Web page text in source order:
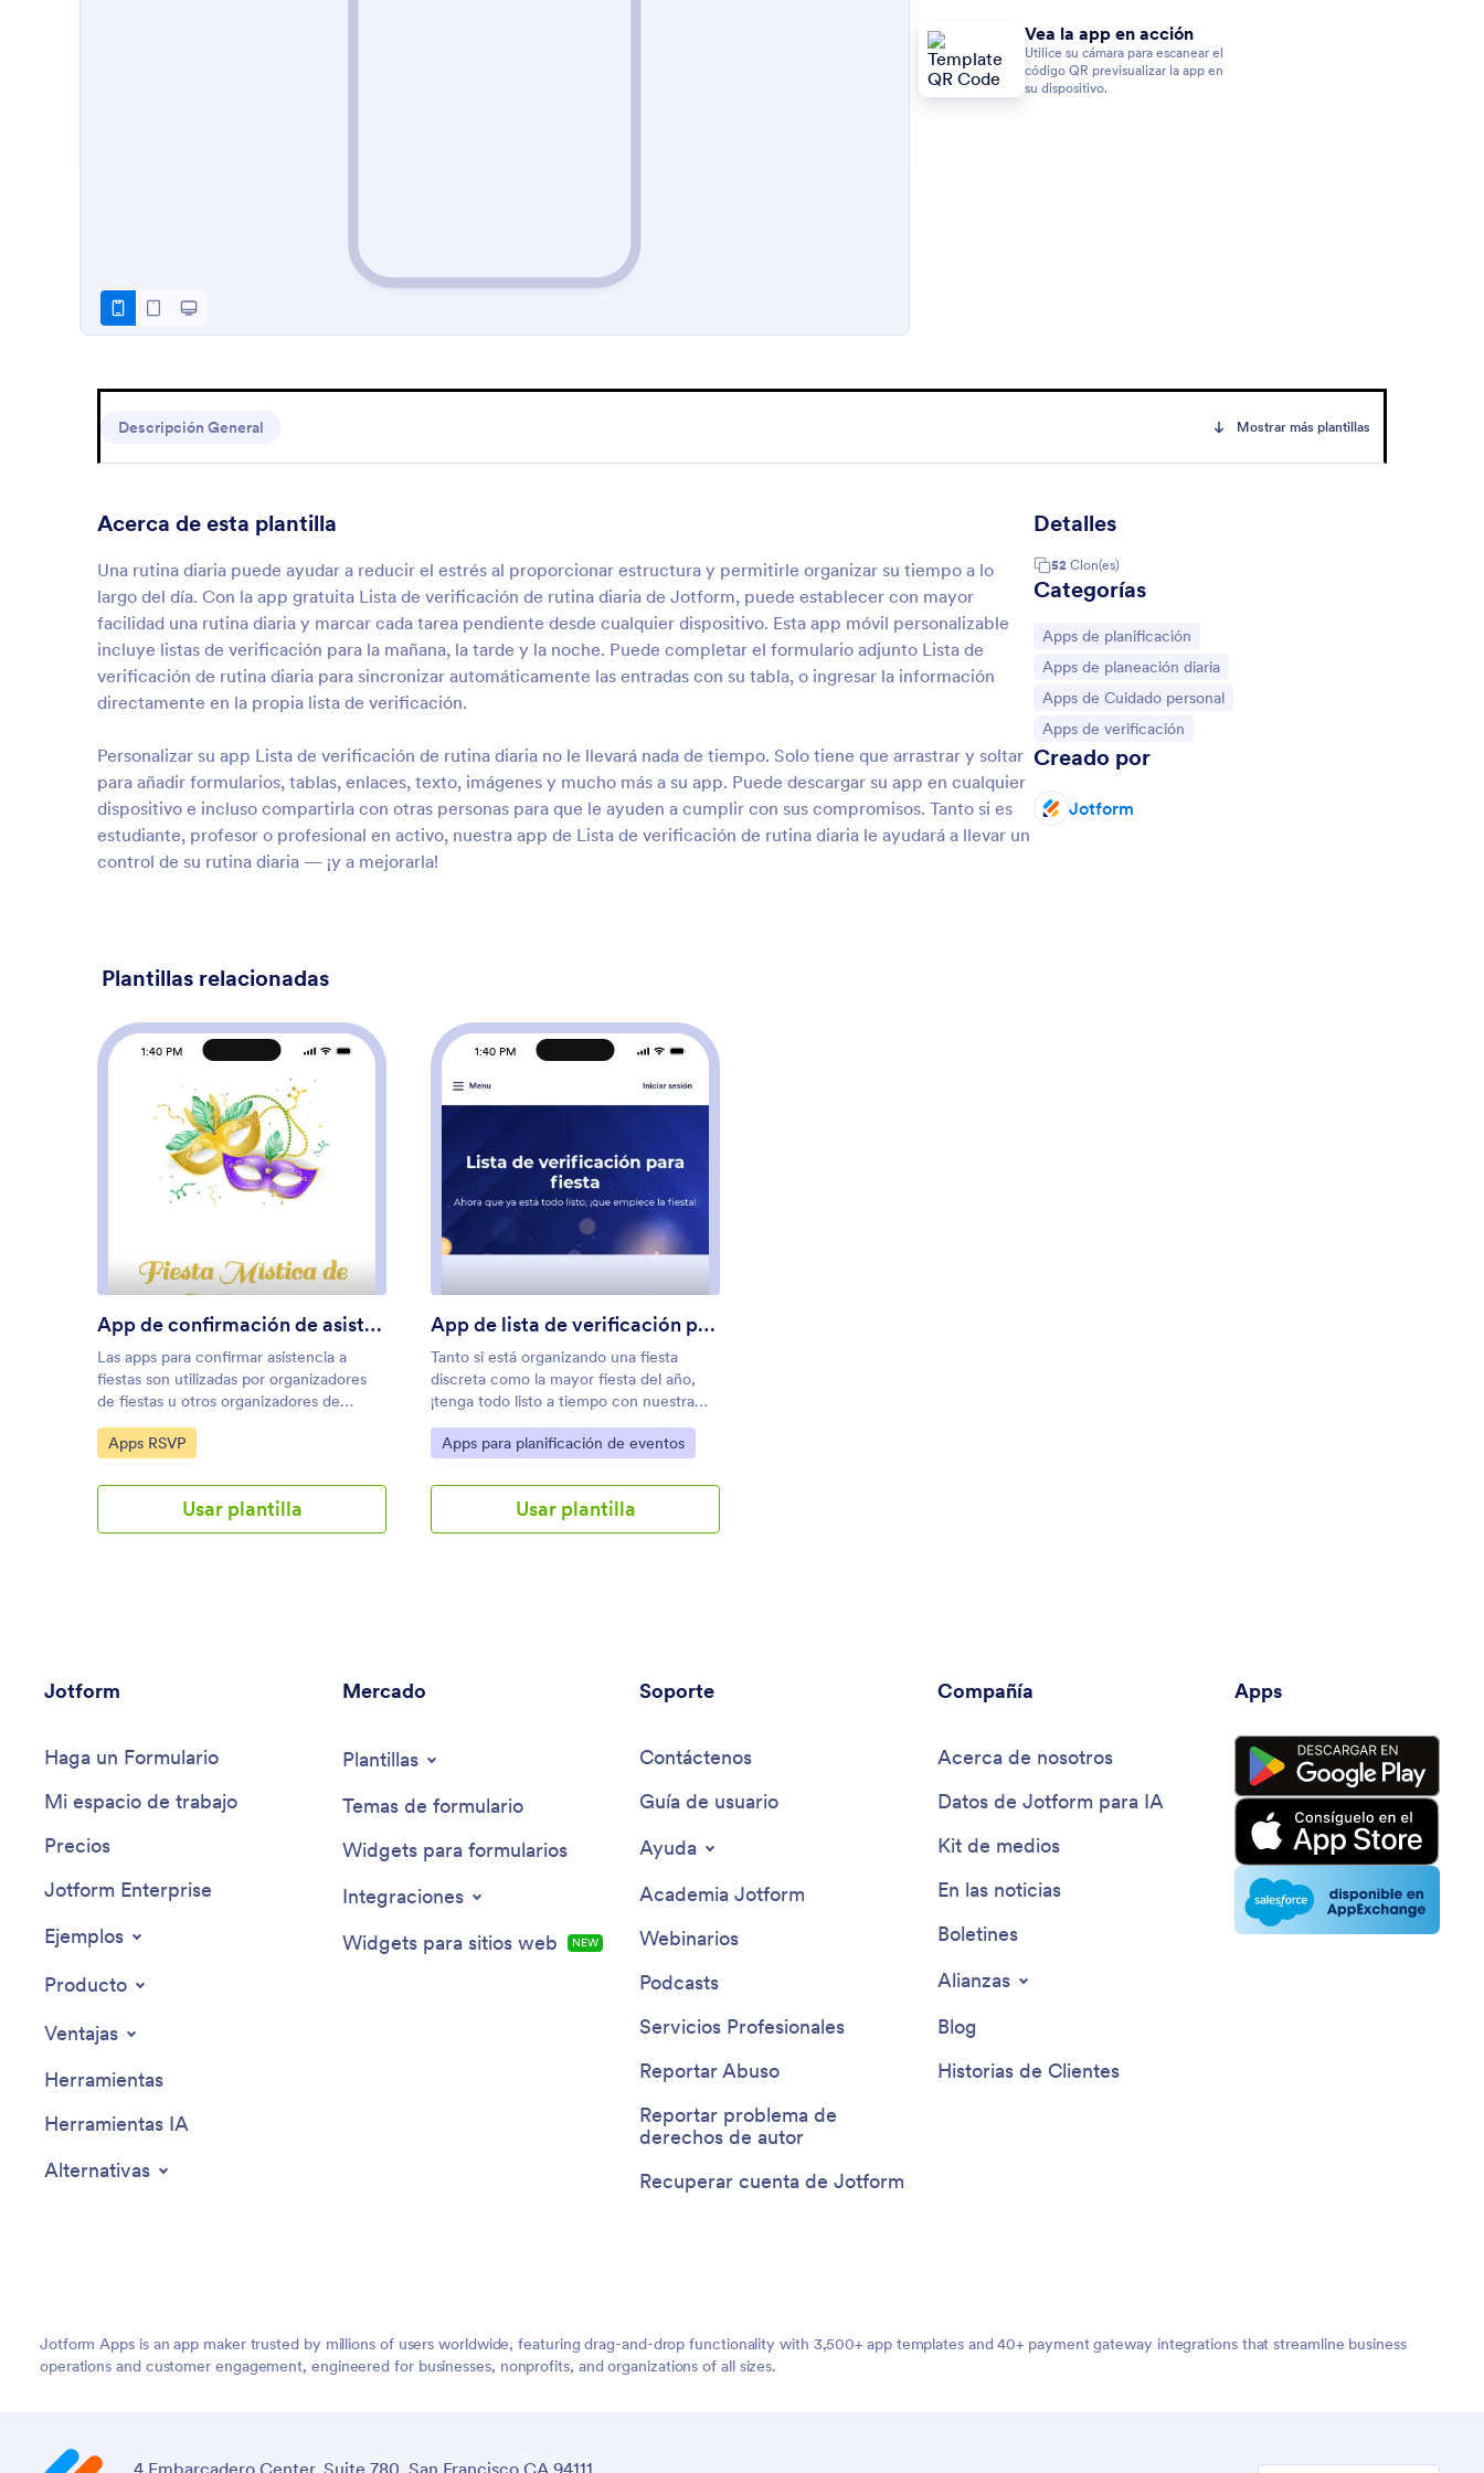
Vea la app en acción
Utilice su cámara para escanear el
código QR previsualizar la app en
su dispositivo.
Descripción General Mostrar más plantillas
Acerca de esta plantilla
Una rutina diaria puede ayudar a reducir el estrés al proporcionar estructura y permitirle organizar su tiempo a lo
largo del día. Con la app gratuita Lista de verificación de rutina diaria de Jotform, puede establecer con mayor
facilidad una rutina diaria y marcar cada tarea pendiente desde cualquier dispositivo. Esta app móvil personalizable
incluye listas de verificación para la mañana, la tarde y la noche. Puede completar el formulario adjunto Lista de
verificación de rutina diaria para sincronizar automáticamente las entradas con su tabla, o ingresar la información
directamente en la propia lista de verificación.
Personalizar su app Lista de verificación de rutina diaria no le llevará nada de tiempo. Solo tiene que arrastrar y soltar
para añadir formularios, tablas, enlaces, texto, imágenes y mucho más a su app. Puede descargar su app en cualquier
dispositivo e incluso compartirla con otras personas para que le ayuden a cumplir con sus compromisos. Tanto si es
estudiante, profesor o profesional en activo, nuestra app de Lista de verificación de rutina diaria le ayudará a llevar un
control de su rutina diaria — ¡y a mejorarla!
Detalles
52 Clon(es)
Categorías
Ir a Categoría:
Apps de planificación
Ir a Categoría:
Apps de planeación diaria
Ir a Categoría:
Apps de Cuidado personal
Ir a Categoría:
Apps de verificación
Creado por
Jotform
Plantillas relacionadas
1:40 PM
Vista previa: App de confirmación de asistencia a fiesta
App de confirmación de asistencia a fiesta
Las apps para confirmar asistencia a
fiestas son utilizadas por organizadores
de fiestas u otros organizadores de
eventos. Este tipo de app es perfecta
para recopilar un recuento preciso de
fiesta con antelación. Cree su propia app
para confirmar asistencia a fiestas de
forma gratuita con Jotform Apps —
adaptarla a su tema con el sencillo
el diseño y el contenido sin necesidad de
útiles herramientas de calendario, añada
alimentarias y mucho más. Deje que
inolvidable con esta app de confirmación
de asistencia a fiestas ya preparada.
Ir a Categoría:
Apps RSVP
Usar plantilla
1:40 PM
Vista previa
App de lista de verificación para fiesta
Tanto si está organizando una fiesta
discreta como la mayor fiesta del año,
¡tenga todo listo a tiempo con nuestra
app de Lista de verificación para fiesta!
Esta plantilla de aplicación prefabricada
planificación de fiestas y nuestra plantilla
Lista de invitados a fiesta. Envíe su
formulario de invitación a la fiesta por
organización de fiestas, puede
línea. Ya dedica mucho tiempo a crear la
hacer lo mismo con su app de Lista de
de programar, puede crear nuevos
formularios, cargar una imagen de fondo
diferente y personalizar el nombre, el
icono y la página de inicio a su gusto.
Cuando haya terminado, puede
compartir su app a través de un enlace y
acceder a los envíos en su cuenta de
sea el mejor hasta ahora con una app
fiestas diseñada para ayudarle a
Ir a Categoría:
Apps para planificación de eventos
Usar plantilla
Jotform
Haga un Formulario
Mi espacio de trabajo
Precios
Jotform Enterprise
Ejemplos
Producto
Ventajas
Herramientas
Herramientas IA
Alternativas
Mercado
Plantillas
Temas de formulario
Widgets para formularios
Integraciones
Widgets para sitios web
NEW
Soporte
Contáctenos
Guía de usuario
Ayuda
Academia Jotform
Webinarios
Podcasts
Servicios Profesionales
Reportar Abuso
Reportar problema de
derechos de autor
Recuperar cuenta de Jotform
Compañía
Acerca de nosotros
Datos de Jotform para IA
Kit de medios
En las noticias
Boletines
Alianzas
Blog
Historias de Clientes
Apps
Jotform Apps is an app maker trusted by millions of users worldwide, featuring drag-and-drop functionality with 3,500+ app templates and 40+ payment gateway integrations that streamline business
operations and customer engagement, engineered for businesses, nonprofits, and organizations of all sizes.